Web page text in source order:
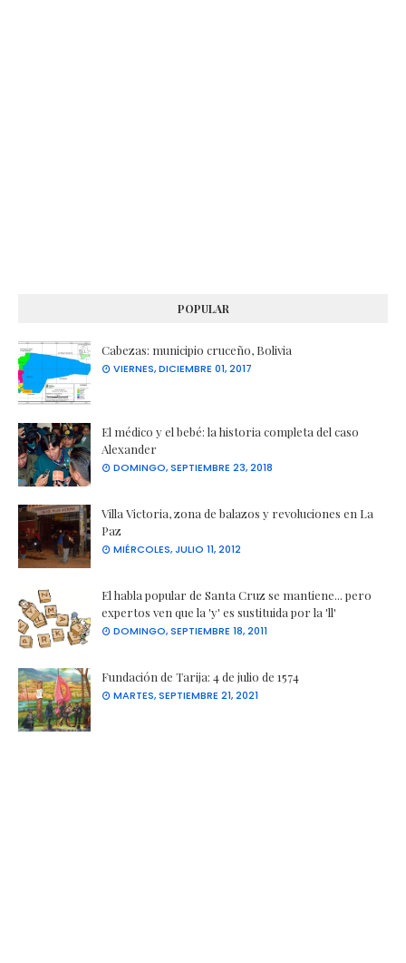
POPULAR
Cabezas: municipio cruceño, Bolivia
VIERNES, DICIEMBRE 01, 2017
El médico y el bebé: la historia completa del caso
Alexander
DOMINGO, SEPTIEMBRE 23, 2018
Villa Victoria, zona de balazos y revoluciones en La
Paz
MIÉRCOLES, JULIO 11, 2012
El habla popular de Santa Cruz se mantiene... pero
expertos ven que la 'y' es sustituida por la 'll'
DOMINGO, SEPTIEMBRE 18, 2011
Fundación de Tarija: 4 de julio de 1574
MARTES, SEPTIEMBRE 21, 2021